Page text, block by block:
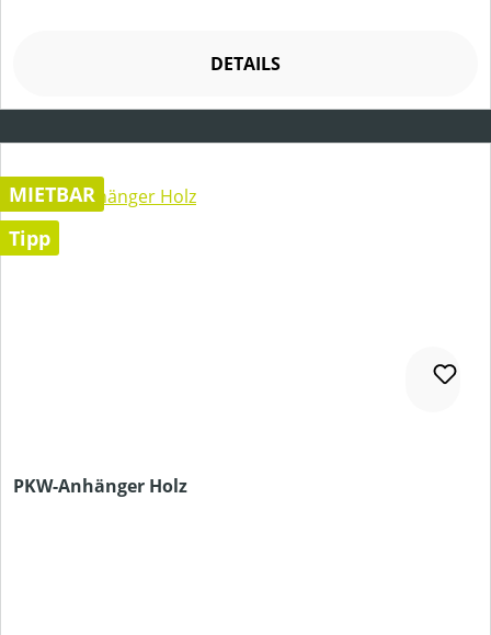
DETAILS
MIETBAR
Tipp
PKW-Anhänger Holz